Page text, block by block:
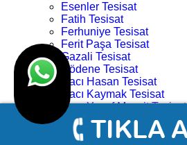
Esenler Tesisat
Fatih Tesisat
Ferhuniye Tesisat
Ferit Paşa Tesisat
Gazali Tesisat
Gödene Tesisat
Hacı Hasan Tesisat
Hacı Kaymak Tesisat
Hacı Yusuf Mescit Tesisat
Hacıveyiszade Tesisat
Hamza Oğlu Tesisat